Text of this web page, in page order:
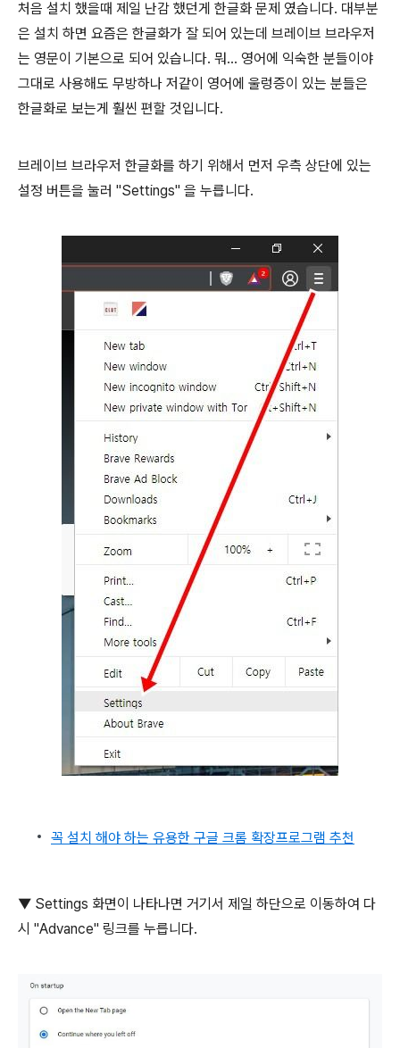
처음 설치 했을때 제일 난감 했던게 한글화 문제 였습니다. 대부분
은 설치 하면 요즘은 한글화가 잘 되어 있는데 브레이브 브라우저
는 영문이 기본으로 되어 있습니다. 뭐... 영어에 익숙한 분들이야
그대로 사용해도 무방하나 저같이 영어에 울렁증이 있는 분들은
한글화로 보는게 훨씬 편할 것입니다.
브레이브 브라우저 한글화를 하기 위해서 먼저 우측 상단에 있는
설정 버튼을 눌러 "Settings" 을 누릅니다.
꼭 설치 해야 하는 유용한 구글 크롬 확장프로그램 추천
▼ Settings 화면이 나타나면 거기서 제일 하단으로 이동하여 다
시 "Advance" 링크를 누릅니다.